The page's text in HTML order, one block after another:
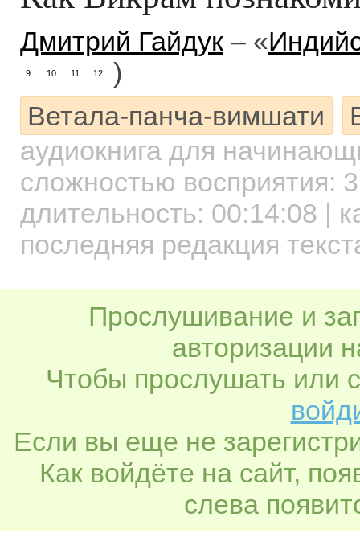
Дмитрий Гайдук – «
9 10 11 12
)
Ветала-панча-вимшати
аудиокнига для
сложностью восприятия: 3
длительность: 00:14:08 |
последняя редакция
Прослушивание и
авторизации
Чтобы прослушать или
Если вы еще не
Как войдёте на сайт,
слева